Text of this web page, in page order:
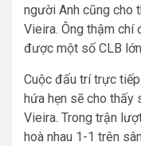
người Anh cũng cho
Vieira. Ông thậm chí
được một số CLB
Cuộc đấu trí trực
hứa hẹn sẽ cho
Vieira. Trong trận
hoà nhau 1-1 trên